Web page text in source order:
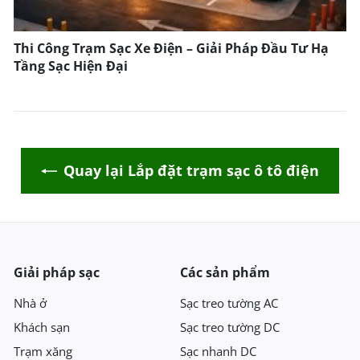
Thi Công Trạm Sạc Xe Điện – Giải Pháp Đầu Tư Hạ
Tầng Sạc Hiện Đại
Quay lại Lắp đặt trạm sạc ô tô điện
Giải pháp sạc
Nhà ở
Khách sạn
Trạm xăng
Các sản phẩm
Sạc treo tường AC
Sạc treo tường DC
Sạc nhanh DC